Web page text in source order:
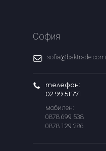
София
sofia@baktrade.com
телефон:
02 99 51 771
мобилен:
0878 699 538
0878 129 286